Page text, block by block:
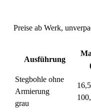
Preise ab Werk,
Ausführung
Stegbohle ohne
Armierung
grau